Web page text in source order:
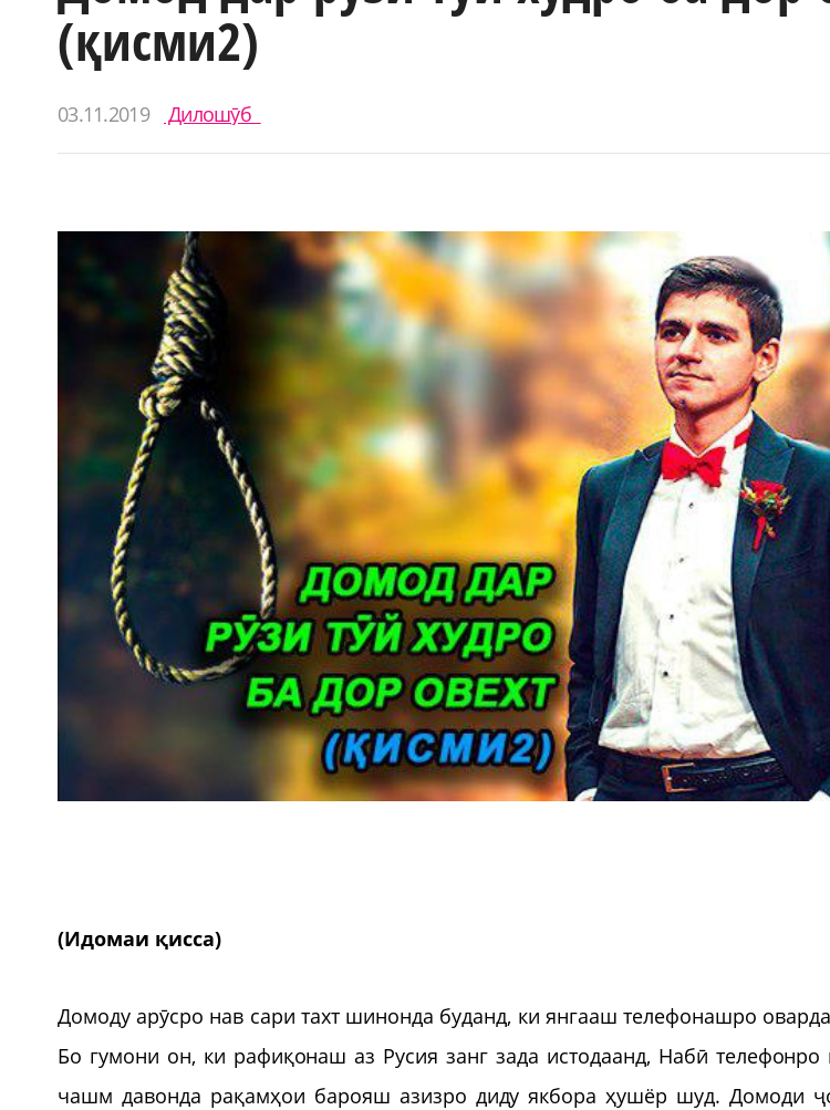
(қисми2)
03.11.2019 Дилошӯб
(Идомаи қисса)
Домоду арӯсро нав сари тахт шинонда буданд, ки янгааш телефонашро
Бо гумони он, ки рафиқонаш аз Русия занг зада истодаанд, Набӣ телефонро
чашм давонда рақамҳои барояш азизро диду якбора ҳушёр шуд. Домоди